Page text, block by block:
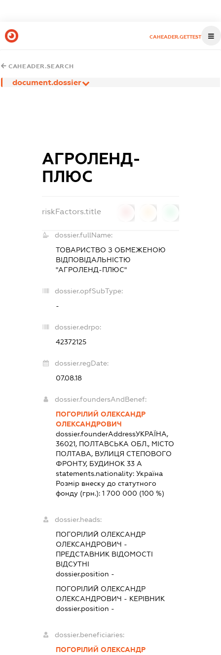
CAHEADER.GETTEST
CAHEADER.SEARCH
document.dossier
АГРОЛЕНД-
ПЛЮС
riskFactors.title
dossier.fullName:
ТОВАРИСТВО З ОБМЕЖЕНОЮ
ВІДПОВІДАЛЬНІСТЮ
"АГРОЛЕНД-ПЛЮС"
dossier.opfSubType:
-
dossier.edrpo:
42372125
dossier.regDate:
07.08.18
dossier.foundersAndBenef:
ПОГОРІЛИЙ ОЛЕКСАНДР
ОЛЕКСАНДРОВИЧ
dossier.founderAddressУКРАЇНА,
36021, ПОЛТАВСЬКА ОБЛ., МІСТО
ПОЛТАВА, ВУЛИЦЯ СТЕПОВОГО
ФРОНТУ, БУДИНОК 33 А
statements.nationality:Україна
Розмір внеску до статутного
фонду (грн.):1 700 000 (100 %)
dossier.heads:
ПОГОРІЛИЙ ОЛЕКСАНДР
ОЛЕКСАНДРОВИЧ -
ПРЕДСТАВНИК ВІДОМОСТІ
ВІДСУТНІ
dossier.position -
ПОГОРІЛИЙ ОЛЕКСАНДР
ОЛЕКСАНДРОВИЧ - КЕРІВНИК
dossier.position -
dossier.beneficiaries:
ПОГОРІЛИЙ ОЛЕКСАНДР